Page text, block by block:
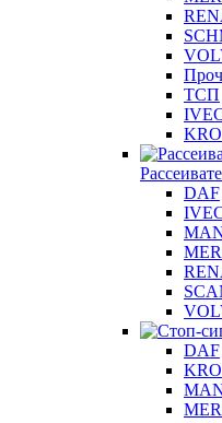
ТСП
DAF
DAF